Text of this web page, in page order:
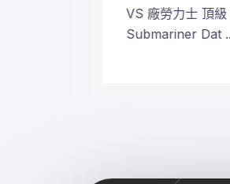
VS 廠勞力士 頂級
Submariner Dat ...